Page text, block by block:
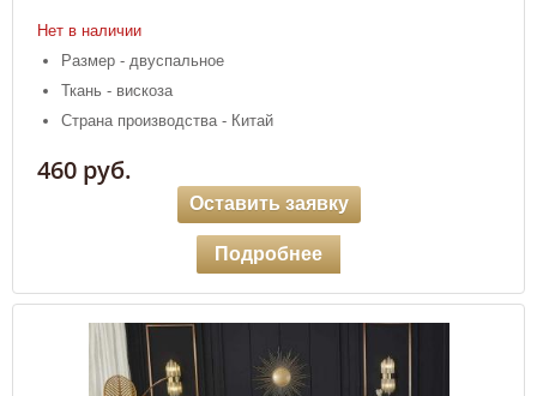
Нет в наличии
Размер - двуспальное
Ткань - вискоза
Страна производства - Китай
460 руб.
Оставить заявку
Подробнее